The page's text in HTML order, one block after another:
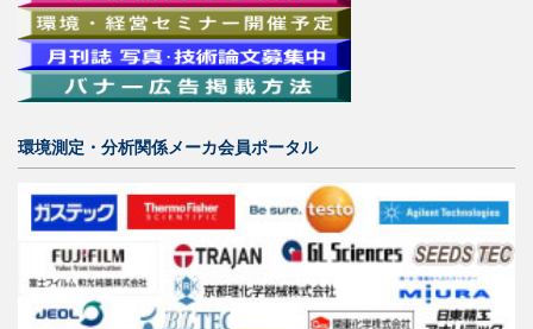
環境測定・分析関係メーカ会員ポータル